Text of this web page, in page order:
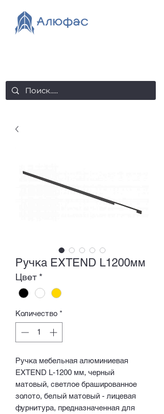
Ручка EXTEND L1200мм
Цвет *
Количество *
Ручка мебельная алюминиевая
EXTEND L-1200 мм, черный
матовый, светлое брашированное
золото, белый матовый - лицевая
фурнитура, предназначенная для